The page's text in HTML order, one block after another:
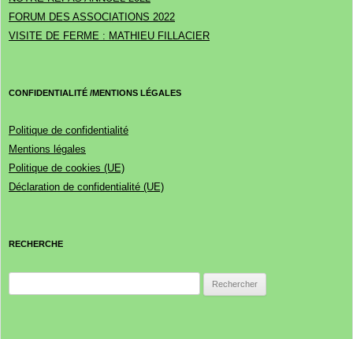
FORUM DES ASSOCIATIONS 2022
VISITE DE FERME : MATHIEU FILLACIER
CONFIDENTIALITÉ /MENTIONS LÉGALES
Politique de confidentialité
Mentions légales
Politique de cookies (UE)
Déclaration de confidentialité (UE)
RECHERCHE